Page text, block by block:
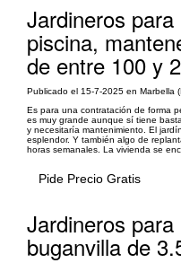
Jardineros
piscina,
de entre 100 y
Publicado el 15-7-2025 en Marbella
Es para una contratación de forma
es muy grande aunque sí tiene
y necesitaría mantenimiento. El
esplendor. Y también algo de
horas semanales. La vivienda se
Pide Precio Gratis
Jardineros
buganvilla de